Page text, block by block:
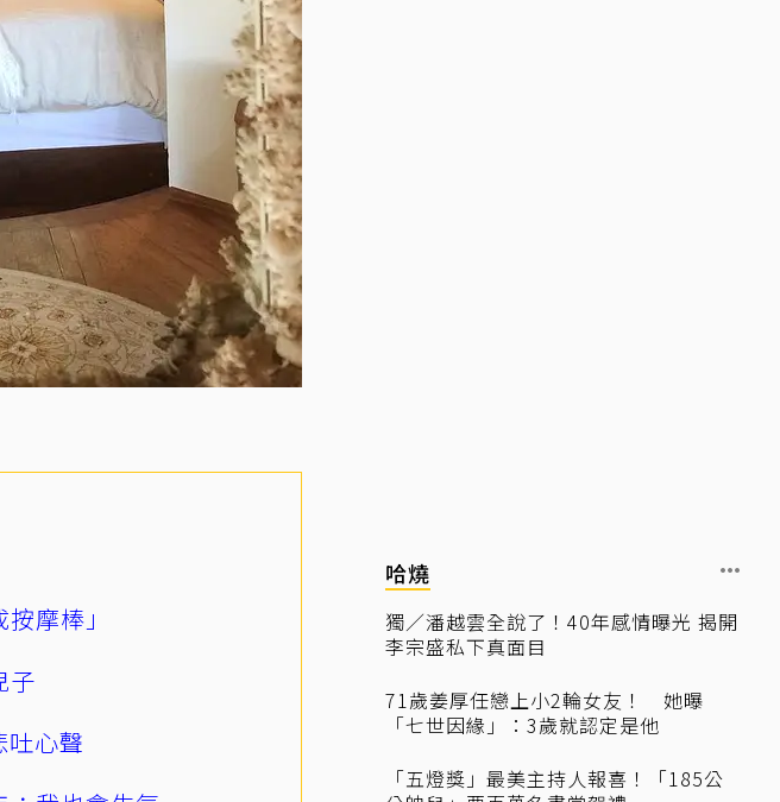
摩棒」
子
心聲
哈燒
獨／潘越雲全說了！40年感情曝光 揭開
李宗盛私下真面目
71歲姜厚任戀上小2輪女友！ 她曝
「七世因緣」：3歲就認定是他
「五燈獎」最美主持人報喜！「185公